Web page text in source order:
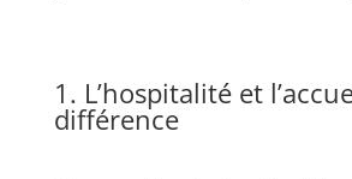
1. L’hospitalité et
différence